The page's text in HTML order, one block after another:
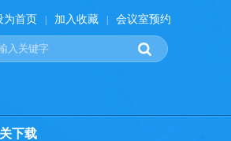
为首页 加入收藏 会议室预约
下载